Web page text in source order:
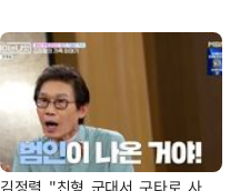
김정렬 "친형 군대서 구타로 사